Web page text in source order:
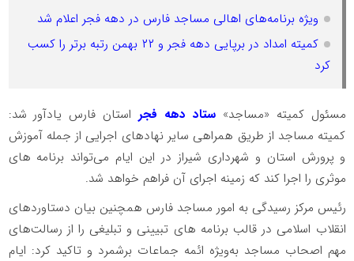
ویژه برنامه‌های اهالی مساجد فارس در دهه فجر اعلام شد
کمیته امداد در برپایی دهه فجر و ۲۲ بهمن رتبه برتر را کسب
کرد
مسئول کمیته «مساجد»ستاد دهه فجر استان فارس یادآور شد:
کمیته مساجد از طریق همراهی سایر نهادهای اجرایی از جمله آموزش
و پرورش استان و شهرداری شیراز در این ایام می‌تواند برنامه های
موثری را اجرا کند که زمینه اجرای آن فراهم خواهد شد.
رئیس مرکز رسیدگی به امور مساجد فارس همچنین بیان دستاوردهای
انقلاب اسلامی در قالب برنامه های تبیینی و تبلیغی را از رسالت‌های
مهم اصحاب مساجد به‌ویژه ائمه جماعات برشمرد و تاکید کرد: ایام